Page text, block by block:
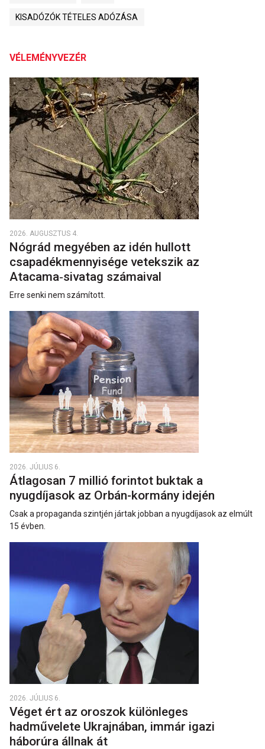
KISADÓZÓK TÉTELES ADÓZÁSA
VÉLEMÉNYVEZÉR
2026. AUGUSZTUS 4.
Nógrád megyében az idén hullott
csapadékmennyisége vetekszik az
Atacama‑sivatag számaival
Erre senki nem számított.
2026. JÚLIUS 6.
Átlagosan 7 millió forintot buktak a
nyugdíjasok az Orbán-kormány idején
Csak a propaganda szintjén jártak jobban a nyugdíjasok az elmúlt
15 évben.
2026. JÚLIUS 6.
Véget ért az oroszok különleges
hadművelete Ukrajnában, immár igazi
háborúra állnak át